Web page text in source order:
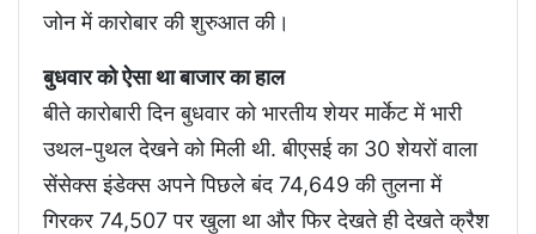
जोन में कारोबार की शुरुआत की।
बुधवार को ऐसा था बाजार का हाल
बीते कारोबारी दिन बुधवार को भारतीय शेयर मार्केट में भारी
उथल-पुथल देखने को मिली थी. बीएसई का 30 शेयरों वाला
सेंसेक्स इंडेक्स अपने पिछले बंद 74,649 की तुलना में
गिरकर 74,507 पर खुला था और फिर देखते ही देखते क्रैश